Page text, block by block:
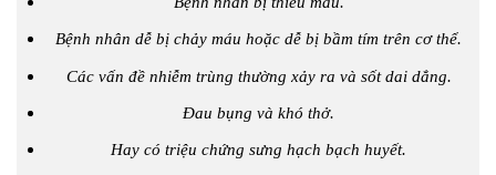
Bệnh nhân dễ bị chảy máu hoặc dễ bị bầm tím trên cơ thể.
Các vấn đề nhiễm trùng thường xảy ra và sốt dai dẳng.
Đau bụng và khó thở.
Hay có triệu chứng sưng hạch bạch huyết.